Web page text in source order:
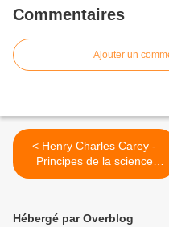
Commentaires
Ajouter un
< Henry Charles Carey -
Principes de la science
sociale - Tome I - Chapitre
Hébergé par Overblog